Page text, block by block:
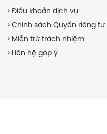
Điều khoản dịch vụ
Chính sách Quyền riêng tư
Miễn trừ trách nhiệm
Liên hệ góp ý